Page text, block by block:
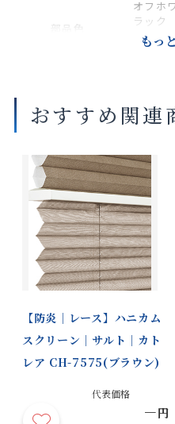
オフホ
ラック
ラウ
ラウン
い。
サイズや仕様によって価格が異な
場合がございます。
操作性等は店舗にてご確認くださ
画像は撮影環境やご覧いただく
がございます。
※ペアタイプのレースはハニカム
もっ
おすすめ関連
【防炎｜レース】ハニカム
スクリーン｜サルト｜カト
レア CH-7575(ブラウン)
代表価格
－円